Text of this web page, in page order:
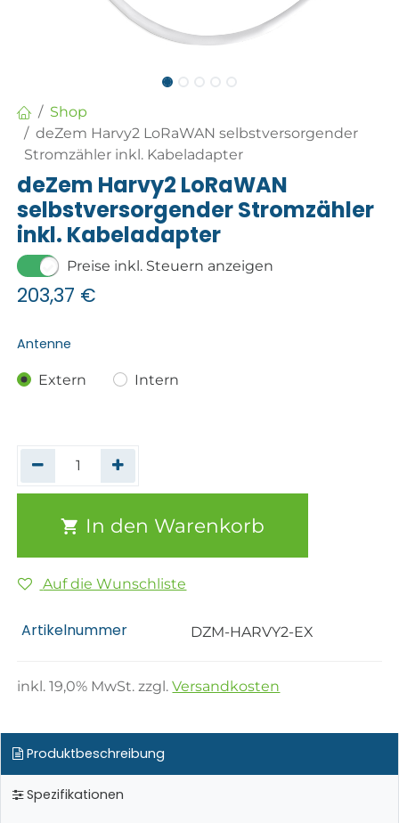
Shop
deZem Harvy2 LoRaWAN selbstversorgender
Stromzähler inkl. Kabeladapter
deZem Harvy2 LoRaWAN
selbstversorgender Stromzähler
inkl. Kabeladapter
Preise inkl. Steuern anzeigen
203,37 €
Antenne
Extern Intern
In den Warenkorb
Auf die Wunschliste
Artikelnummer DZM-HARVY2-EX
inkl.19,0% MwSt. zzgl.Versandkosten
Produktbeschreibung
Spezifikationen